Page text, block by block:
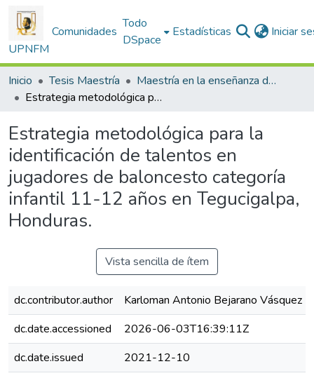
UPNFM
Comunidades
Todo
DSpace
Estadísticas Iniciar
Inicio Tesis Maestría
Maestría en la enseñanza de la Educación Fisíca
Estrategia metodológica para la identificación de talentos en jugadores de baloncesto categoría infantil 11-12 años en Tegucigalpa, Honduras.
Estrategia metodológica para la
identificación de talentos en
jugadores de baloncesto categoría
infantil 11-12 años en Tegucigalpa,
Honduras.
Vista sencilla de ítem
dc.contributor.author
Karloman Antonio Bejarano Vásquez
dc.date.accessioned
2026-06-03T16:39:11Z
dc.date.issued
2021-12-10